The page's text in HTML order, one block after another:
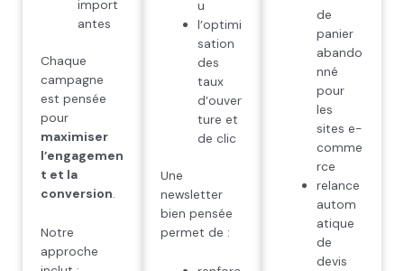
import
antes
Chaque
campagne
est pensée
pour
maximiser
l’engagemen
t et la
conversion.
Notre
approche
u
l’optimi
sation
des
taux
d’ouver
ture et
de clic
Une
newsletter
bien pensée
permet de :
de
panier
abando
nné
pour
les
sites e-
comme
rce
relance
autom
atique
de
devis